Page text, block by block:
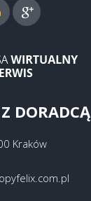
DORADCĄ
Kraków